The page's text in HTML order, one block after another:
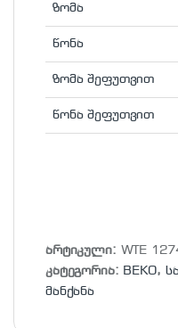
ზომა
წონა
ზომა შეფუთვით
წონა შეფუთვით
არტიკული: WTE
კატეგორია: BEKO,
მანქანა